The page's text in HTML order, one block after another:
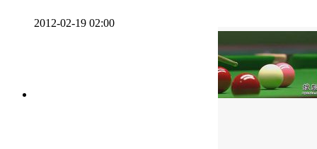
2012-02-19 02:00